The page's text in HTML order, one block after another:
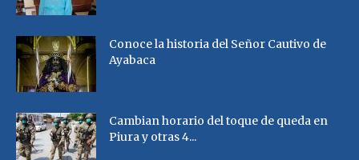
Conoce la historia del Señor Cautivo de
Ayabaca
Cambian horario del toque de queda en
Piura y otras 4...